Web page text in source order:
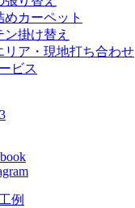
めカーペット
ン掛け替え
リア・現地打ち合わせ
ビス
例